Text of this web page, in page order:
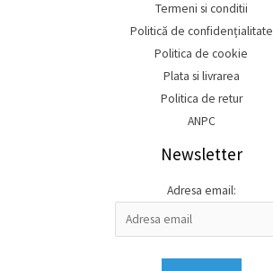
Termeni si conditii
Politică de confidențialitate
Politica de cookie
Plata si livrarea
Politica de retur
ANPC
Newsletter
Adresa email: